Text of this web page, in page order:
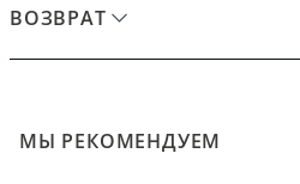
ВОЗВРАТ
МЫ РЕКОМЕНДУЕМ